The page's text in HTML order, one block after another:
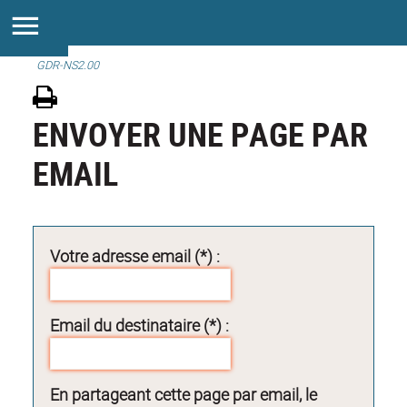
GDR-NS2.00
ENVOYER UNE PAGE PAR
EMAIL
Votre adresse email (*) :
Email du destinataire (*) :
En partageant cette page par email, le